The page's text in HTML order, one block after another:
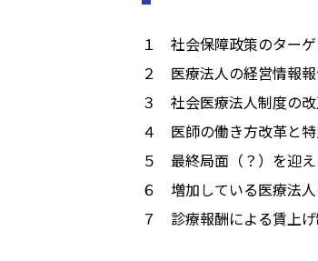
１ 社会保障政策のター
２ 医療法人の経営情報報
３ 社会医療法人制度の
４ 医師の働き方改革と
５ 最終局面（？）を迎
６ 増加している医療法
７ 診療報酬による賃上